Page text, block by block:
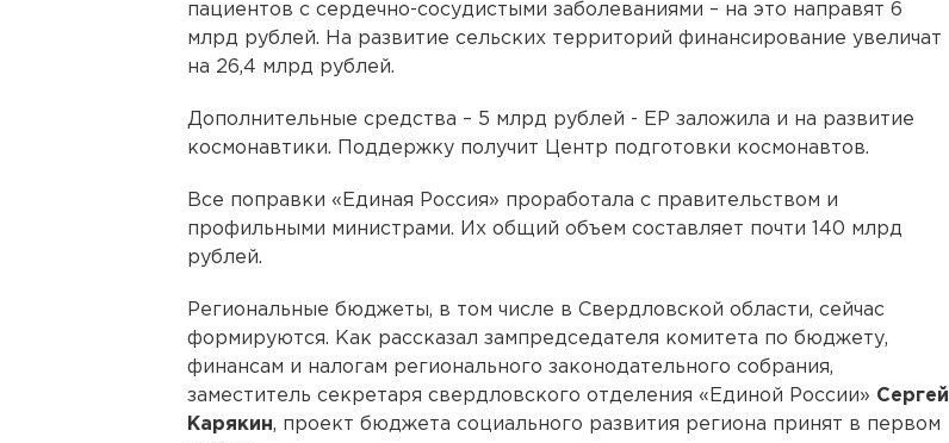
пациентов с сердечно-сосудистыми заболеваниями – на это направят 6
млрд рублей. На развитие сельских территорий финансирование увеличат
на 26,4 млрд рублей.
Дополнительные средства – 5 млрд рублей - ЕР заложила и на развитие
космонавтики. Поддержку получит Центр подготовки космонавтов.
Все поправки «Единая Россия» проработала с правительством и
профильными министрами. Их общий объем составляет почти 140 млрд
рублей.
Региональные бюджеты, в том числе в Свердловской области, сейчас
формируются. Как рассказал зампредседателя комитета по бюджету,
финансам и налогам регионального законодательного собрания,
заместитель секретаря свердловского отделения «Единой России» Сергей
Карякин, проект бюджета социального развития региона принят в первом